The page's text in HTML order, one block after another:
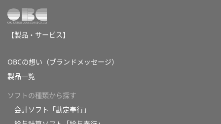
【製品・サービス】
OBCの想い（ブランドメッセージ）
製品一覧
ソフトの種類から探す
会計ソフト「勘定奉行」